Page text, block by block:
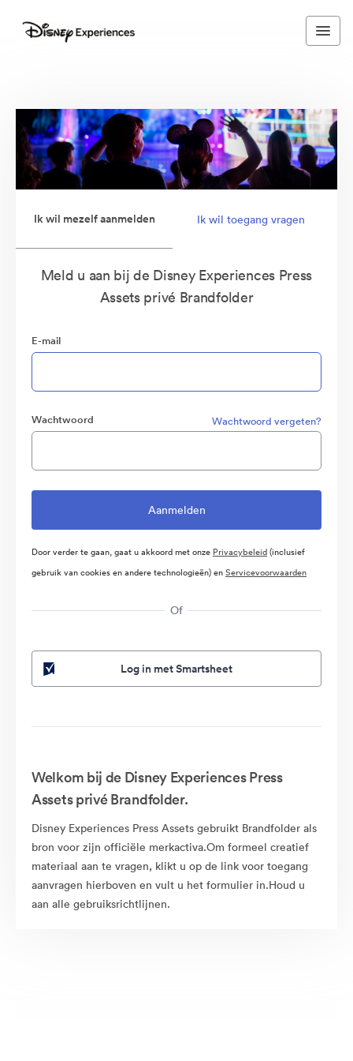
Ik wil mezelf aanmelden Ik wil toegang vragen
Meld u aan bij de Disney Experiences Press
Assets privé Brandfolder
E-mail
Wachtwoord Wachtwoord vergeten?
Door verder te gaan, gaat u akkoord met onze Privacybeleid(inclusief
gebruik van cookies en andere technologieën) enServicevoorwaarden
Of
Log in met Smartsheet
Welkom bij de Disney Experiences Press
Assets privé Brandfolder.
Disney Experiences Press Assets gebruikt Brandfolder als
bron voor zijn officiële merkactiva.Om formeel creatief
materiaal aan te vragen, klikt u op de link voor toegang
aanvragen hierboven en vult u het formulier in.Houd u
aan alle gebruiksrichtlijnen.